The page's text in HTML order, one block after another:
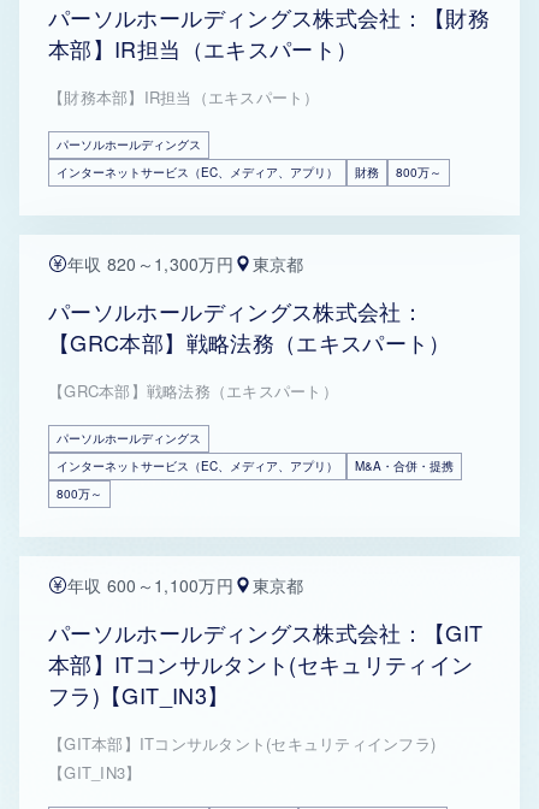
パーソルホールディングス株式会社：【財務
本部】IR担当（エキスパート）
【財務本部】IR担当（エキスパート）
パーソルホールディングス
インターネットサービス（EC、メディア、アプリ）
財務 800万～
年収 820～1,300万円 東京都
パーソルホールディングス株式会社：
【GRC本部】戦略法務（エキスパート）
【GRC本部】戦略法務（エキスパート）
パーソルホールディングス
インターネットサービス（EC、メディア、アプリ）
M&A・合併・提携
800万～
年収 600～1,100万円 東京都
パーソルホールディングス株式会社：【GIT
本部】ITコンサルタント(セキュリティイン
フラ)【GIT_IN3】
【GIT本部】ITコンサルタント(セキュリティインフラ)
【GIT_IN3】